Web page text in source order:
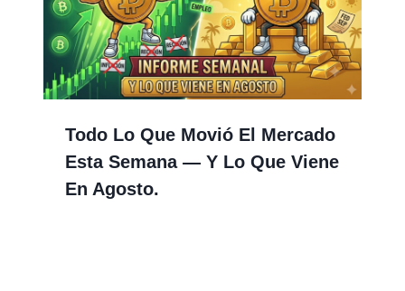
Todo Lo Que Movió El Mercado
Esta Semana — Y Lo Que Viene
En Agosto.